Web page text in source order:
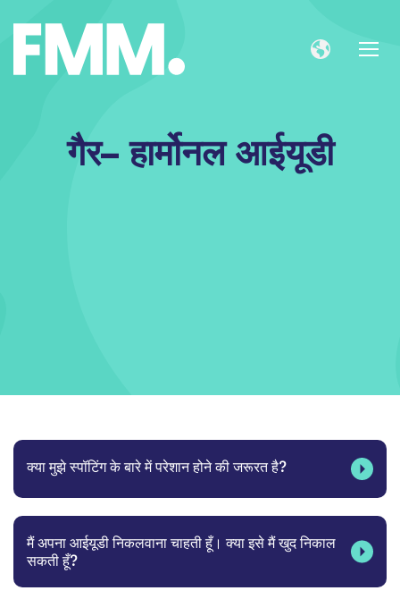
गैर– हार्मोनल आईयूडी
क्या मुझे स्पॉटिंग के बारे में परेशान होने की जरूरत है?
मैं अपना आईयूडी निकलवाना चाहती हूँ। क्या इसे मैं खुद निकाल
सकती हूँ?